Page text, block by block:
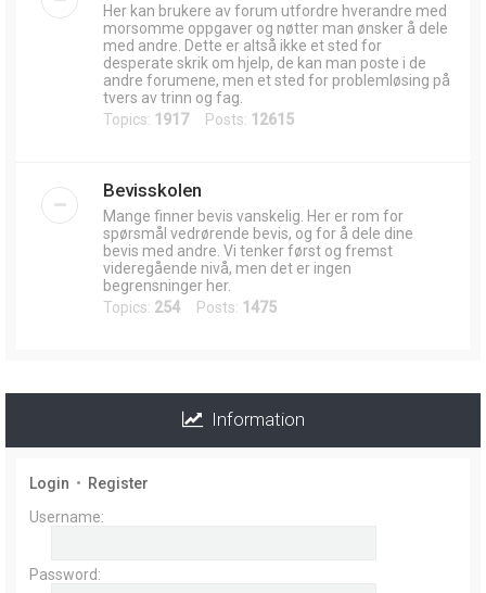
Her kan brukere av forum utfordre hverandre med
morsomme oppgaver og nøtter man ønsker å dele
med andre. Dette er altså ikke et sted for
desperate skrik om hjelp, de kan man poste i de
andre forumene, men et sted for problemløsing på
tvers av trinn og fag.
Topics: 1917Posts: 12615
Bevisskolen
Mange finner bevis vanskelig. Her er rom for
spørsmål vedrørende bevis, og for å dele dine
bevis med andre. Vi tenker først og fremst
videregående nivå, men det er ingen
begrensninger her.
Topics: 254 Posts: 1475
Information
Login • Register
Username:
Password: